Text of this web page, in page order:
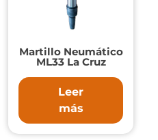
Martillo Neumático
ML33 La Cruz
Leer
más